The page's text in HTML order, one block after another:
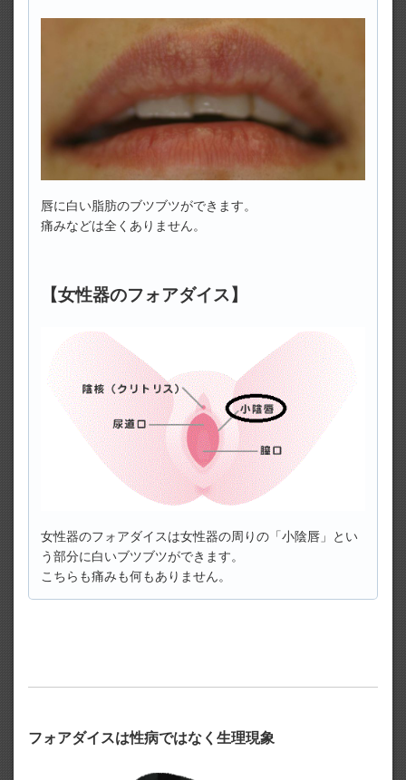
唇に白い脂肪のブツブツができます。
痛みなどは全くありません。
【女性器のフォアダイス】
女性器のフォアダイスは女性器の周りの「小陰唇」とい
う部分に白いブツブツができます。
こちらも痛みも何もありません。
フォアダイスは性病ではなく生理現象